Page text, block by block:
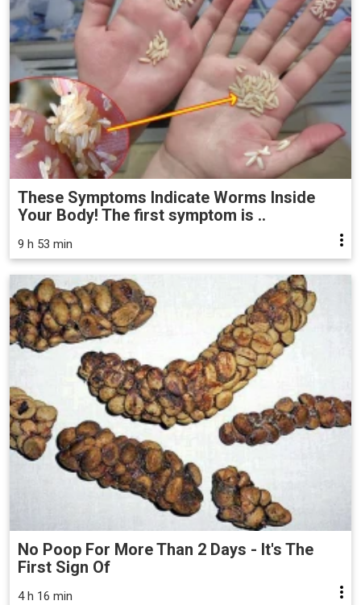
These Symptoms Indicate Worms Inside
Your Body! The first symptom is ..
9 h 53 min
No Poop For More Than 2 Days - It's The
First Sign Of
4 h 16 min